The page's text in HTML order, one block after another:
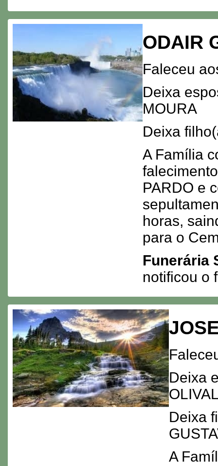
ODAIR
Faleceu
Deixa
MOURA
Deixa
A Família
PARDO e
horas,
para o
Funerária
notificou o
Deixa
Deixa
A